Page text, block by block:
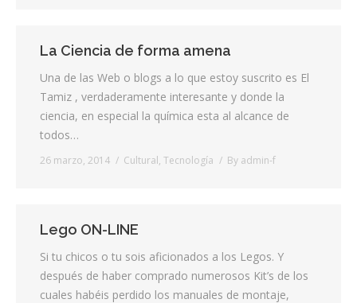
La Ciencia de forma amena
Una de las Web o blogs a lo que estoy suscrito es El
Tamiz , verdaderamente interesante y donde la
ciencia, en especial la química esta al alcance de
todos…
26 marzo, 2014 Cultural, Tecnología By admin-f
Lego ON-LINE
Si tu chicos o tu sois aficionados a los Legos. Y
después de haber comprado numerosos Kit’s de los
cuales habéis perdido los manuales de montaje,